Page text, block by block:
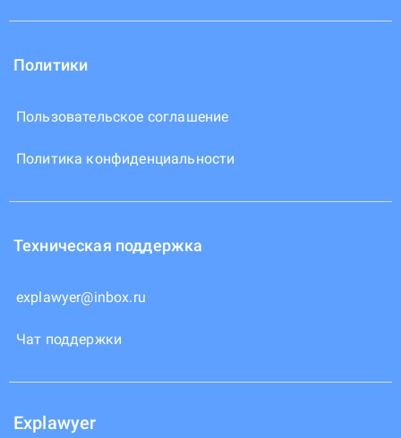
Политики
Пользовательское соглашение
Политика конфиденциальности
Техническая поддержка
explawyer@inbox.ru
Чат поддержки
Explawyer